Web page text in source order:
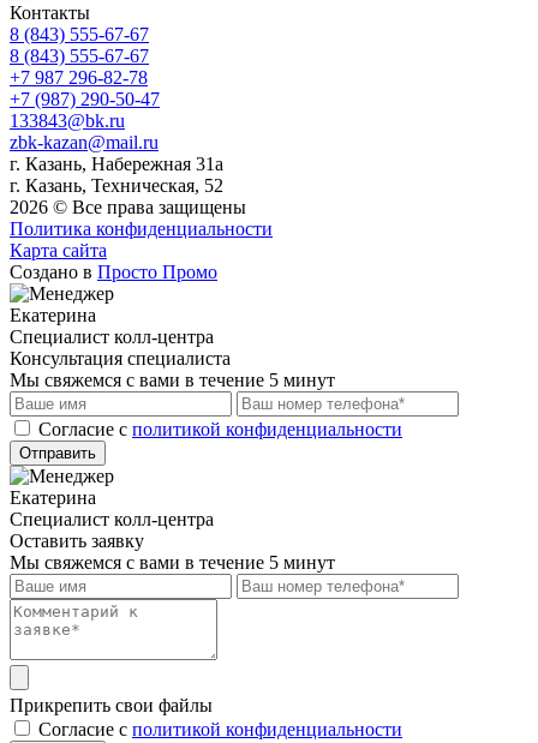
Контакты
8 (843) 555-67-67
8 (843) 555-67-67
+7 987 296-82-78
+7 (987) 290-50-47
133843@bk.ru
zbk-kazan@mail.ru
г. Казань, Набережная 31а
г. Казань, Техническая, 52
2026 © Все права защищены
Политика конфиденциальности
Карта сайта
Создано в Просто Промо
Екатерина
Специалист колл-центра
Консультация специалиста
Мы свяжемся с вами в течение 5 минут
Cогласие с политикой конфиденциальности
Отправить
Екатерина
Специалист колл-центра
Оставить заявку
Мы свяжемся с вами в течение 5 минут
Прикрепить свои файлы
Cогласие с политикой конфиденциальности